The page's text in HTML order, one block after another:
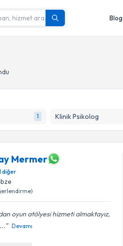
Blog
1 Klinik Psikolog
Mermer
diğer
oyun atölyesi hizmeti almaktayız,
Devamı